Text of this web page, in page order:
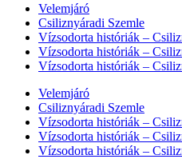
Velemjáró
Csiliznyáradi Szemle
Vízsodorta históriák –
Vízsodorta históriák –
Vízsodorta históriák –
Velemjáró
Csiliznyáradi Szemle
Vízsodorta históriák –
Vízsodorta históriák –
Vízsodorta históriák –